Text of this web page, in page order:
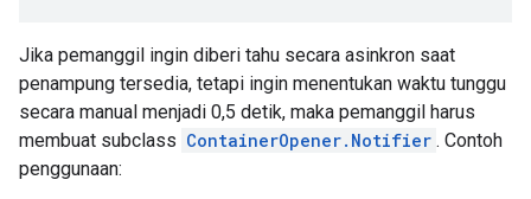
Jika pemanggil ingin diberi tahu secara asinkron saat
penampung tersedia, tetapi ingin menentukan waktu tunggu
secara manual menjadi 0,5 detik, maka pemanggil harus
membuat subclass ContainerOpener.Notifier . Contoh
penggunaan: